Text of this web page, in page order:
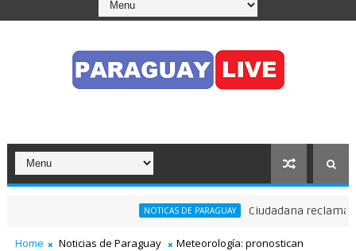
NOTICAS DE PARAGUAY Ciudadana reclama a
Home Noticias de Paraguay
Meteorología: pronostican